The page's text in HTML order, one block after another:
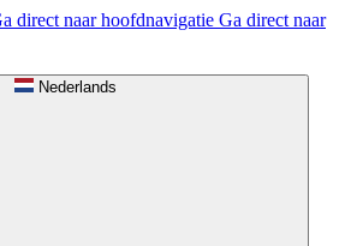
direct naar hoofdnavigatie Ga direct naar
Nederlands